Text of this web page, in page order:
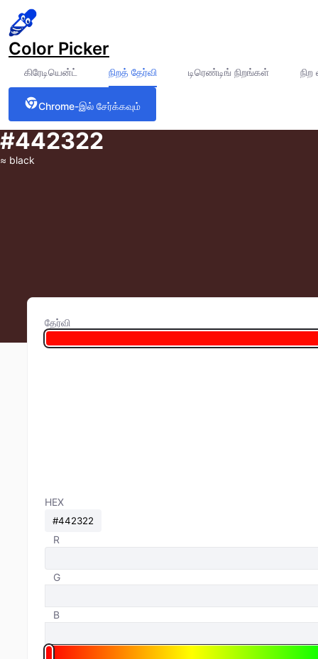
Color Picker
கிரேடியென்ட் நிறத் தேர்வி டிரெண்டிங் நிறங்கள் நிற
Chrome-இல் சேர்க்கவும்
#442322
≈ black
தேர்வி
HEX
R
G
B